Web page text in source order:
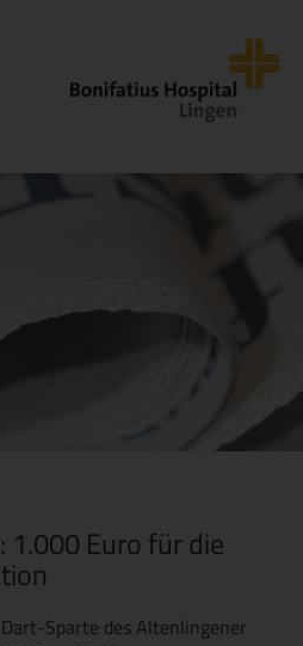
1.000 Euro für die
Sparte des Altenlingener